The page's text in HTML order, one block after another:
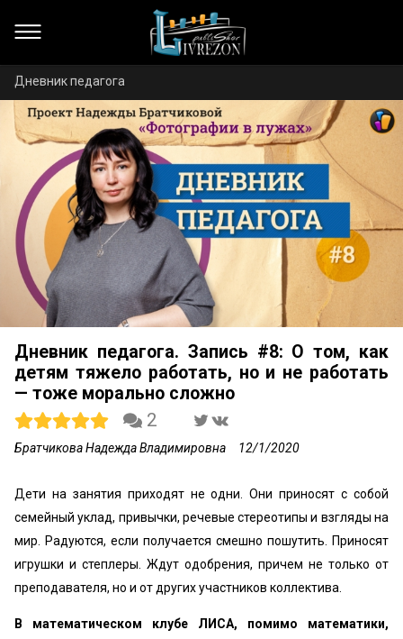
Дневник педагога
Дневник педагога. Запись #8: О том, как
детям тяжело работать, но и не работать
— тоже морально сложно
2
Братчикова Надежда Владимировна 12/1/2020
Дети на занятия приходят не одни. Они приносят с собой
семейный уклад, привычки, речевые стереотипы и взгляды на
мир. Радуются, если получается смешно пошутить. Приносят
игрушки и степлеры. Ждут одобрения, причем не только от
преподавателя, но и от других участников коллектива.
В математическом клубе ЛИСА, помимо математики,